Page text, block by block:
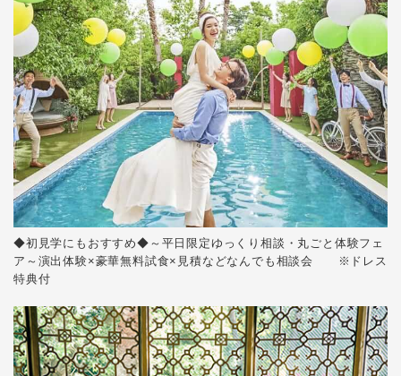
Party Report
After Story
Party
フロアガイド
ギャラリー
紹介キャンペーン
採用情報
成約者サイト
◆初見学にもおすすめ◆～平日限定ゆっくり相談・丸ごと体験フェ
ア～演出体験×豪華無料試食×見積などなんでも相談会 ※ドレス
特典付